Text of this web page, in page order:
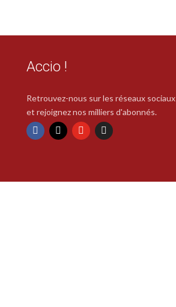
Accio !
Retrouvez-nous sur les réseaux sociaux
et rejoignez nos milliers d'abonnés.